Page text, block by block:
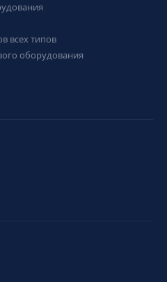
всех типов
оборудования